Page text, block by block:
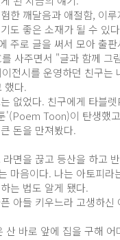
한 깨달음과 애절함, 이
도 좋은 소재가 될 수 있
주로 글을 써서 모아 출
사주면서 "글과 함께 그
전시를 운영하던 친구
했다.
없었다. 친구에게 타블
'(Poem Toon)이 탄생했
돈을 만져봤다.
면을 끊고 등산을 하고
마음이다. 나는 아토피
는 법도 알게 됐다.
아들 키우느라 고생하
산 바로 앞에 집을 구해